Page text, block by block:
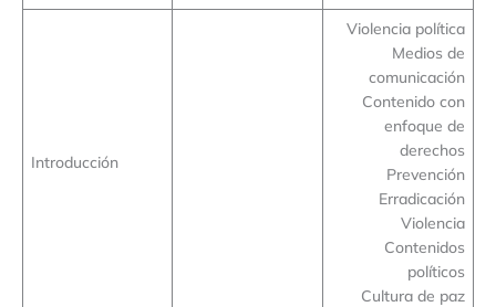
Introducción
Violencia política
Medios de
comunicación
Contenido con
enfoque de
derechos
Prevención
Erradicación
Violencia
Contenidos
políticos
Cultura de paz